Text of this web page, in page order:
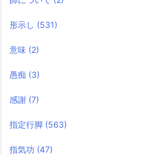
形示し (531)
意味 (2)
愚痴 (3)
感謝 (7)
指定行脚 (563)
指気功 (47)